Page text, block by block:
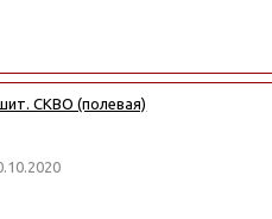
СКВО (полевая)